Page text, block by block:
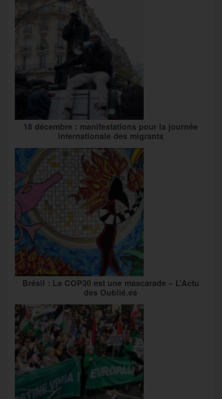
18 décembre : manifestations pour la journée
internationale des migrants
Brésil : La COP30 est une mascarade – L’Actu
des Oublié.es